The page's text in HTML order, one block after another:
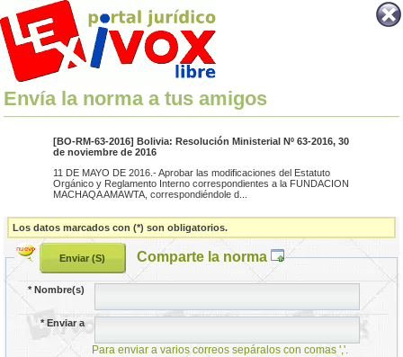
Envía la norma a tus amigos
[BO-RM-63-2016] Bolivia: Resolución Ministerial Nº 63-2016, 30
de noviembre de 2016
11 DE MAYO DE 2016.- Aprobar las modificaciones del Estatuto
Orgánico y Reglamento Interno correspondientes a la FUNDACION
MACHAQA AMAWTA, correspondiéndole d...
Los datos marcados con (*) son obligatorios.
Comparte la norma
*Nombre(s)
*Enviar a
Para enviar a varios correos sepáralos con comas ','.